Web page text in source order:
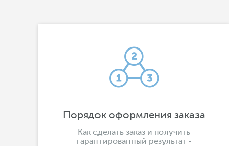
Порядок оформления заказа
Как сделать заказ и получить
гарантированный результат -